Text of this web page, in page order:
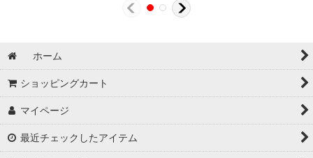
ホーム
ショッピングカート
マイページ
最近チェックしたアイテム